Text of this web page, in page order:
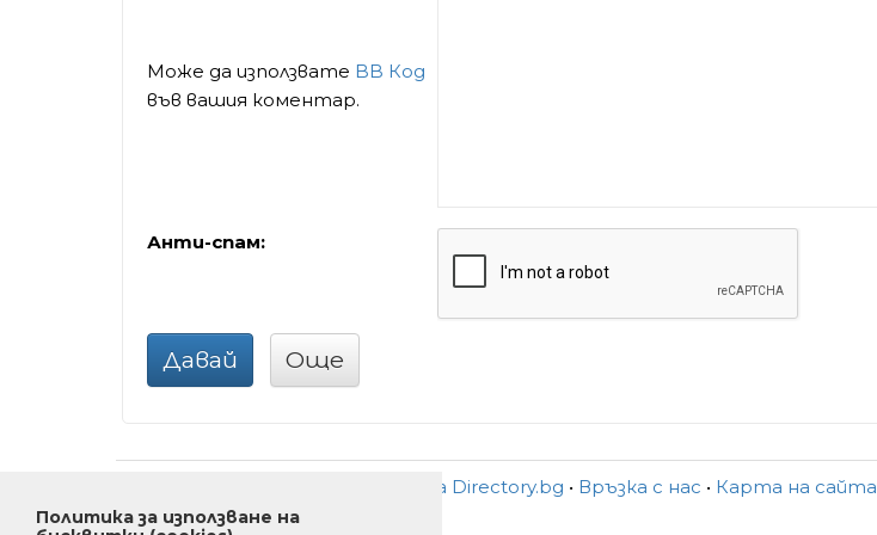
Може да използвате BB Код
във вашия коментар.
Анти-спам:
Давай Още
За Directory.bg • Връзка с нас • Карта на сайта
Политика за използване на